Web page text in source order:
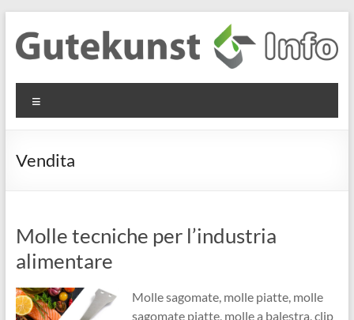
contenuto
Gutekunst
Formfedern
GmbH
Informationen
Flachmaterial
Vendita
Molle tecniche per l’industria
alimentare
Molle sagomate, molle piatte, molle
sagomate piatte, molle a balestra, clip